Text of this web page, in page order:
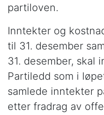
partiloven.
Inntekter og
til 31. desember
31. desember, skal
Partiledd som i
samlede inntekter
etter fradrag av